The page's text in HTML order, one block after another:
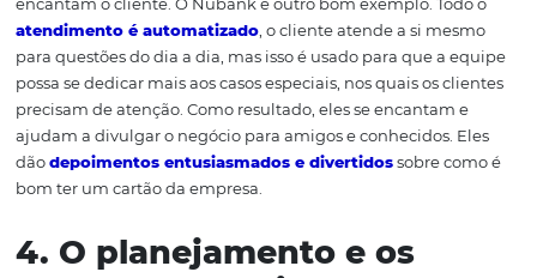
se o público não estiver disposto a pagar o preço de
produto ou serviço. Além disso, na maioria dos casos ela
implica uma revolução. Ela pode ocorrer com uma
forma de vender, ofertar ou atender o cliente e de
simples. A Nespresso, por exemplo,inovou ao focar na
experiência de beber café, no lugar dos produtos —
máquina, que era muito cara e dificultava a venda do